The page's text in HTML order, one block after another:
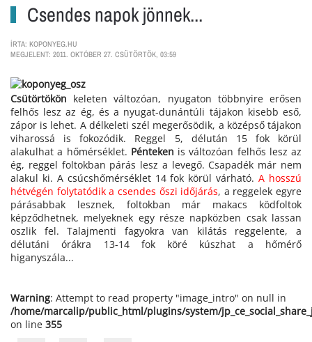
Csendes napok jönnek...
ÍRTA: KOPONYEG.HU
MEGJELENT: 2011. OKTÓBER 27. CSÜTÖRTÖK, 03:59
Csütörtökön keleten változóan, nyugaton többnyire erősen
felhős lesz az ég, és a nyugat-dunántúli tájakon kisebb eső,
zápor is lehet. A délkeleti szél megerősödik, a középső tájakon
viharossá is fokozódik. Reggel 5, délután 15 fok körül
alakulhat a hőmérséklet. Pénteken is változóan felhős lesz az
ég, reggel foltokban párás lesz a levegő. Csapadék már nem
alakul ki. A csúcshőmérséklet 14 fok körül várható.A hosszú
hétvégén folytatódik a csendes őszi időjárás, a reggelek egyre
párásabbak lesznek, foltokban már makacs ködfoltok
képződhetnek, melyeknek egy része napközben csak lassan
oszlik fel. Talajmenti fagyokra van kilátás reggelente, a
délutáni órákra 13-14 fok köré kúszhat a hőmérő
higanyszála...
Warning: Attempt to read property "image_intro" on null in
/home/marcalip/public_html/plugins/system/
on line 355